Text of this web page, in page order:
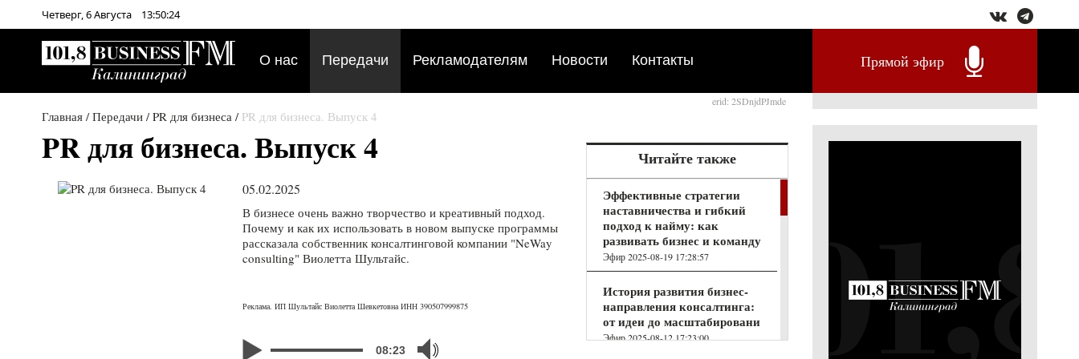
Четверг,6Августа 13:50:24
О нас Передачи Рекламодателям Новости Контакты Прямой эфир
erid: 2SDnjdPJmde
Главная /Передачи /PR для бизнеса / PR для бизнеса. Выпуск 4
Читайте также
Эффективные стратегии
наставничества и гибкий
подход к найму: как
развивать бизнес и команду
Эфир 2025-08-19 17:28:57
История развития бизнес-
направления консалтинга:
от идеи до масштабировани
Эфир 2025-08-12 17:23:00
PR для бизнеса. Выпуск 4
05.02.2025
В бизнесе очень важно творчество и креативный подход.
Почему и как их использовать в новом выпуске программы
рассказала собственник консалтинговой компании "NeWay
consulting" Виолетта Шультайс.
Реклама. ИП Шультайс Виолетта Шевкетовна ИНН 390507999875
08:23